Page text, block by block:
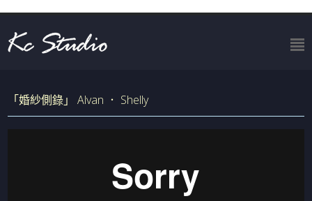
「婚紗側錄」 Alvan ． Shelly